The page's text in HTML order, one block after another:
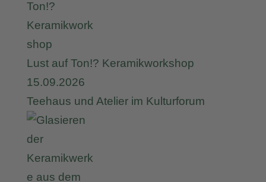
Lust auf Ton!? Keramikworkshop
15.09.2026
Teehaus und Atelier im Kulturforum